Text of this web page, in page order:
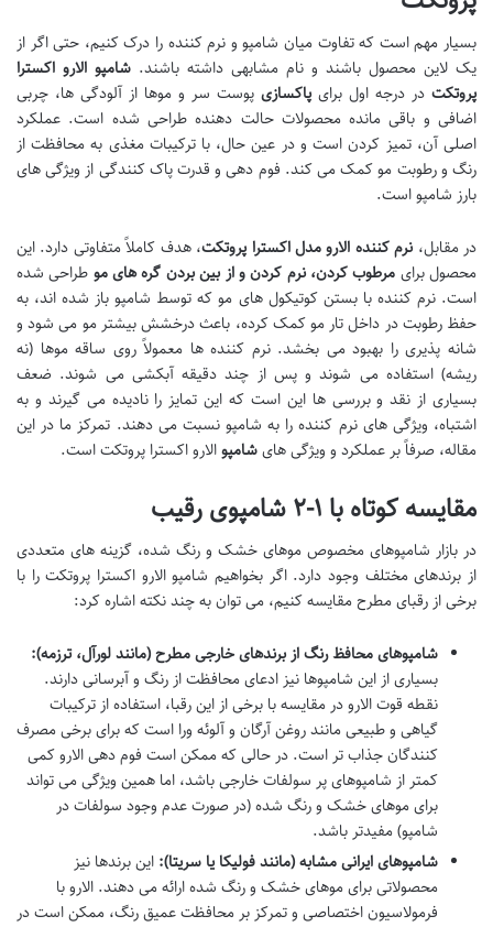
بسیار مهم است که تفاوت میان شامپو و نرم کننده را درک کنیم، حتی اگر از
یک لاین محصول باشند و نام مشابهی داشته باشند. شامپو الارو اکسترا
پروتکت در درجه اول برای پاکسازی پوست سر و موها از آلودگی ها، چربی
اضافی و باقی مانده محصولات حالت دهنده طراحی شده است. عملکرد
اصلی آن، تمیز کردن است و در عین حال، با ترکیبات مغذی به محافظت از
رنگ و رطوبت مو کمک می کند. فوم دهی و قدرت پاک کنندگی از ویژگی های
بارز شامپو است.
در مقابل، نرم کننده الارو مدل اکسترا پروتکت، هدف کاملاً متفاوتی دارد. این
محصول برای مرطوب کردن، نرم کردن و از بین بردن گره های مو طراحی شده
است. نرم کننده با بستن کوتیکول های مو که توسط شامپو باز شده اند، به
حفظ رطوبت در داخل تار مو کمک کرده، باعث درخشش بیشتر مو می شود و
شانه پذیری را بهبود می بخشد. نرم کننده ها معمولاً روی ساقه موها (نه
ریشه) استفاده می شوند و پس از چند دقیقه آبکشی می شوند. ضعف
بسیاری از نقد و بررسی ها این است که این تمایز را نادیده می گیرند و به
اشتباه، ویژگی های نرم کننده را به شامپو نسبت می دهند. تمرکز ما در این
مقاله، صرفاً بر عملکرد و ویژگی هایشامپوالارو اکسترا پروتکت است.
مقایسه کوتاه با ۱-۲ شامپوی رقیب
در بازار شامپوهای مخصوص موهای خشک و رنگ شده، گزینه های متعددی
از برندهای مختلف وجود دارد. اگر بخواهیم شامپو الارو اکسترا پروتکت را با
برخی از رقبای مطرح مقایسه کنیم، می توان به چند نکته اشاره کرد:
شامپوهای محافظ رنگ از برندهای خارجی مطرح (مانند لورآل، ترزمه):
بسیاری از این شامپوها نیز ادعای محافظت از رنگ و آبرسانی دارند.
نقطه قوت الارو در مقایسه با برخی از این رقبا، استفاده از ترکیبات
گیاهی و طبیعی مانند روغن آرگان و آلوئه ورا است که برای برخی مصرف
کنندگان جذاب تر است. در حالی که ممکن است فوم دهی الارو کمی
کمتر از شامپوهای پر سولفات خارجی باشد، اما همین ویژگی می تواند
برای موهای خشک و رنگ شده (در صورت عدم وجود سولفات در
شامپو) مفیدتر باشد.
شامپوهای ایرانی مشابه (مانند فولیکا یا سریتا): این برندها نیز
محصولاتی برای موهای خشک و رنگ شده ارائه می دهند. الارو با
فرمولاسیون اختصاصی و تمرکز بر محافظت عمیق رنگ، ممکن است در